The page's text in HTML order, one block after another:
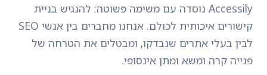
Accessily נוסדה עם משימה פשוטה: להנגיש בניית
קישורים איכותית לכולם. אנחנו מחברים בין אנשי SEO
לבין בעלי אתרים שנבדקו, ומבטלים את הטרחה של
פנייה קרה ומשא ומתן אינסופי.